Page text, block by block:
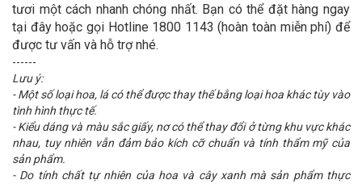
tươi một cách nhanh chóng nhất. Bạn có thể đặt hàng ngay
tại đây hoặc gọi Hotline 1800 1143 (hoàn toàn miễn phí) để
được tư vấn và hỗ trợ nhé.
------
Lưu ý:
- Một số loại hoa, lá có thể được thay thế bằng loại hoa khác tùy vào
tình hình thực tế.
- Kiểu dáng và màu sắc giấy, nơ có thể thay đổi ở từng khu vực khác
nhau, tuy nhiên vẫn đảm bảo kích cỡ chuẩn và tính thẩm mỹ của
sản phẩm.
- Do tính chất tự nhiên của hoa và cây xanh mà sản phẩm thực